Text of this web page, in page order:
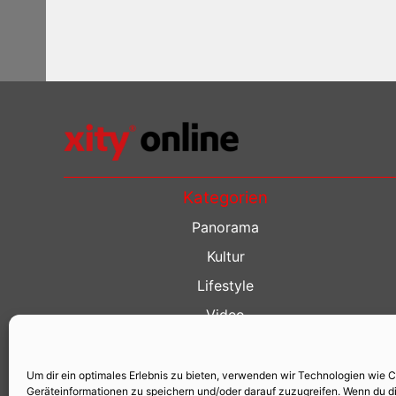
Um dir ein optimales Erlebnis zu bieten, verwenden wir Technologien wie
Geräteinformationen zu speichern und/oder darauf zuzugreifen. Wenn du
Kategorien
Panorama
Kultur
Lifestyle
Video
Kino Guide